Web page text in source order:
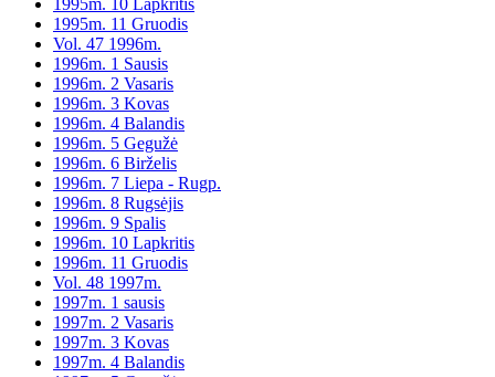
1995m. 10 Lapkritis
1995m. 11 Gruodis
Vol. 47 1996m.
1996m. 1 Sausis
1996m. 2 Vasaris
1996m. 3 Kovas
1996m. 4 Balandis
1996m. 5 Gegužė
1996m. 6 Birželis
1996m. 7 Liepa - Rugp.
1996m. 8 Rugsėjis
1996m. 9 Spalis
1996m. 10 Lapkritis
1996m. 11 Gruodis
Vol. 48 1997m.
1997m. 1 sausis
1997m. 2 Vasaris
1997m. 3 Kovas
1997m. 4 Balandis